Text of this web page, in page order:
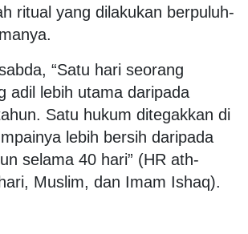
ritual yang dilakukan berpuluh-
“Satu hari seorang
adil lebih utama daripada
Satu hukum ditegakkan di
lebih bersih daripada
selama 40 hari” (HR ath-
Muslim, dan Imam Ishaq).